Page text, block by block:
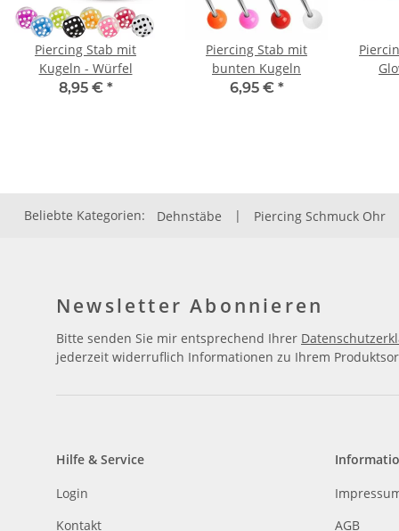
Piercing Stab mit
Kugeln - Würfel
8,95 € *
Piercing Stab mit
bunten Kugeln
6,95 € *
Beliebte Kategorien: Dehnstäbe | Piercing Schmuck Ohr
Newsletter Abonnieren
Bitte senden Sie mir entsprechend Ihrer
jederzeit widerruflich Informationen zu Ihrem
Hilfe & Service
Login
Kontakt
AGB